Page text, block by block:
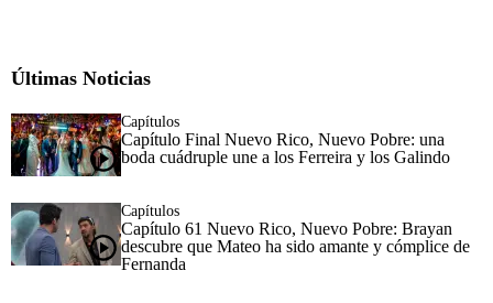
Últimas Noticias
Capítulos
Capítulo Final Nuevo Rico, Nuevo Pobre: una
boda cuádruple une a los Ferreira y los Galindo
Capítulos
Capítulo 61 Nuevo Rico, Nuevo Pobre: Brayan
descubre que Mateo ha sido amante y cómplice de
Fernanda